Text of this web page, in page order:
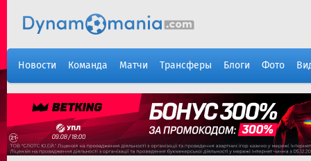
Новости Команда Матчи Трансферы Блоги Фото